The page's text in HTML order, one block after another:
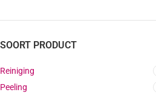
SOORT PRODUCT
Reiniging
Peeling